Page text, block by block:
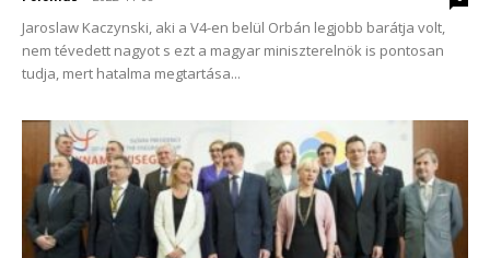
Jaroslaw Kaczynski, aki a V4-en belül Orbán legjobb barátja volt,
nem tévedett nagyot s ezt a magyar miniszterelnök is pontosan
tudja, mert hatalma megtartása...